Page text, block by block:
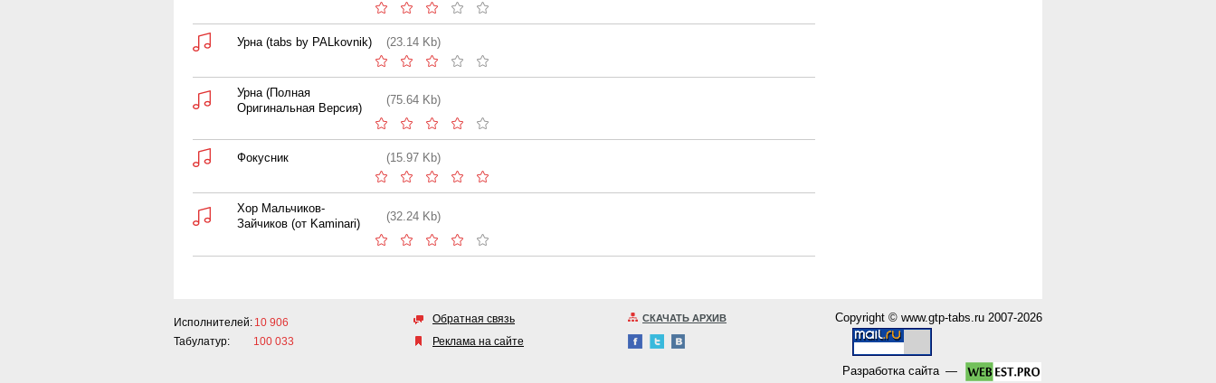
Урна (tabs by PALkovnik) (23.14 Kb)
Урна (Полная
Оригинальная Версия)
(75.64 Kb)
Фокусник (15.97 Kb)
Хор Мальчиков-
Зайчиков (от Kaminari)
(32.24 Kb)
Исполнителей: 10 906
Табулатур:
100 033
Обратная связь
Реклама на сайте
СКАЧАТЬ АРХИВ Copyright © www.gtp-tabs.ru 2007-2026
Разработка сайта —